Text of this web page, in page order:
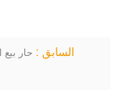
السابق : حار